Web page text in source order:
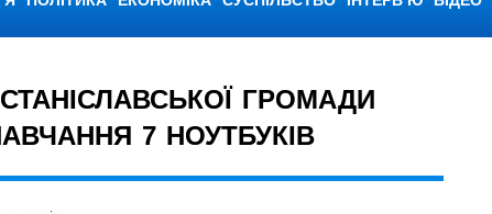
ГРОМАДИ
7 НОУТБУКІВ